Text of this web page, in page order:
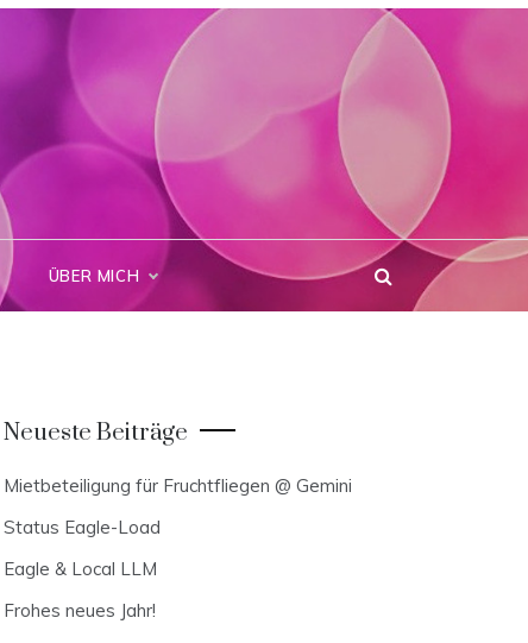
ÜBER MICH
Neueste Beiträge
Mietbeteiligung für Fruchtfliegen @ Gemini
Status Eagle-Load
Eagle & Local LLM
Frohes neues Jahr!